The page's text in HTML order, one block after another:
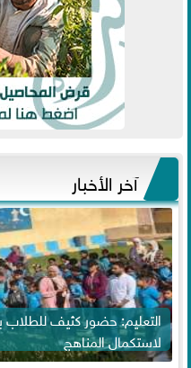
آخر الأخبار
التعليم: حضور كثيف للطلاب
لاستكمال المناهج